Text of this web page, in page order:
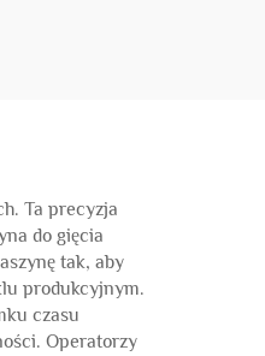
Ta precyzja
do gięcia
tak, aby
produkcyjnym.
czasu
Operatorzy